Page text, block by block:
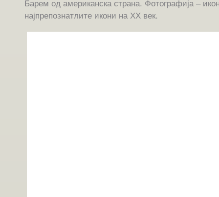
Барем од американска страна. Фотографија –
најпрепознатлите икони на ХХ век.